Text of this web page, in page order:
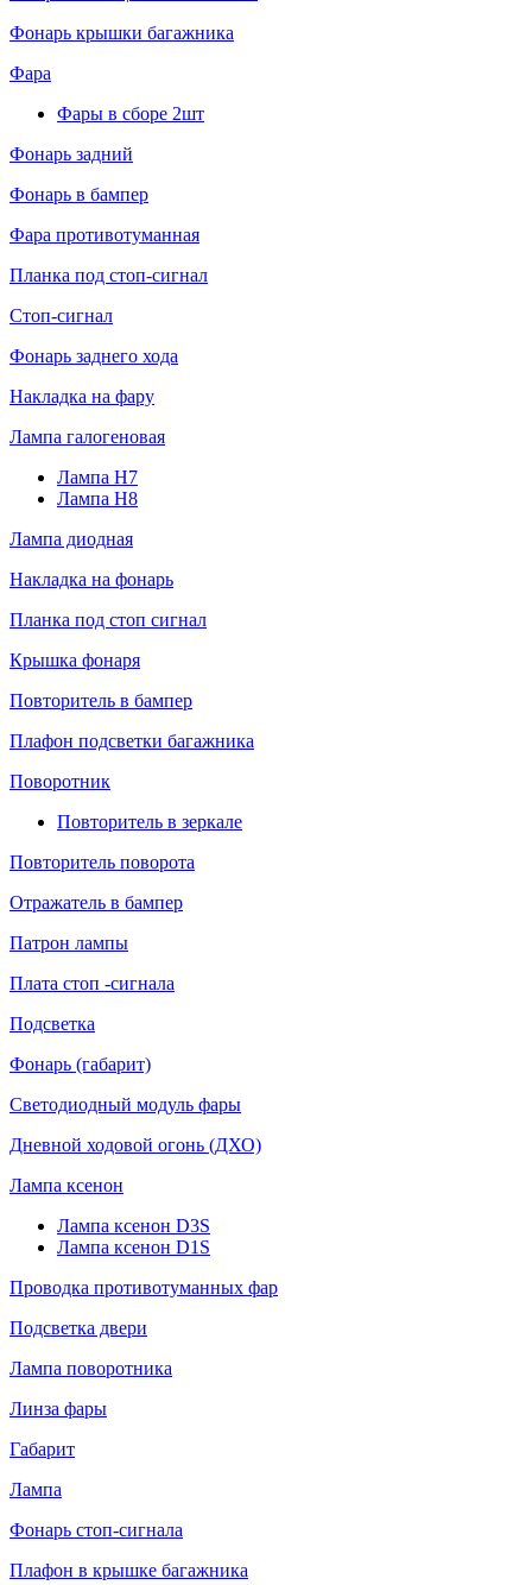
Фонарь крышки багажника
Фара
Фары в сборе 2шт
Фонарь задний
Фонарь в бампер
Фара противотуманная
Планка под стоп-сигнал
Стоп-сигнал
Фонарь заднего хода
Накладка на фару
Лампа галогеновая
Лампа H7
Лампа H8
Лампа диодная
Накладка на фонарь
Планка под стоп сигнал
Крышка фонаря
Повторитель в бампер
Плафон подсветки багажника
Поворотник
Повторитель в зеркале
Повторитель поворота
Отражатель в бампер
Патрон лампы
Плата стоп -сигнала
Подсветка
Фонарь (габарит)
Светодиодный модуль фары
Дневной ходовой огонь (ДХО)
Лампа ксенон
Лампа ксенон D3S
Лампа ксенон D1S
Проводка противотуманных фар
Подсветка двери
Лампа поворотника
Линза фары
Габарит
Лампа
Фонарь стоп-сигнала
Плафон в крышке багажника